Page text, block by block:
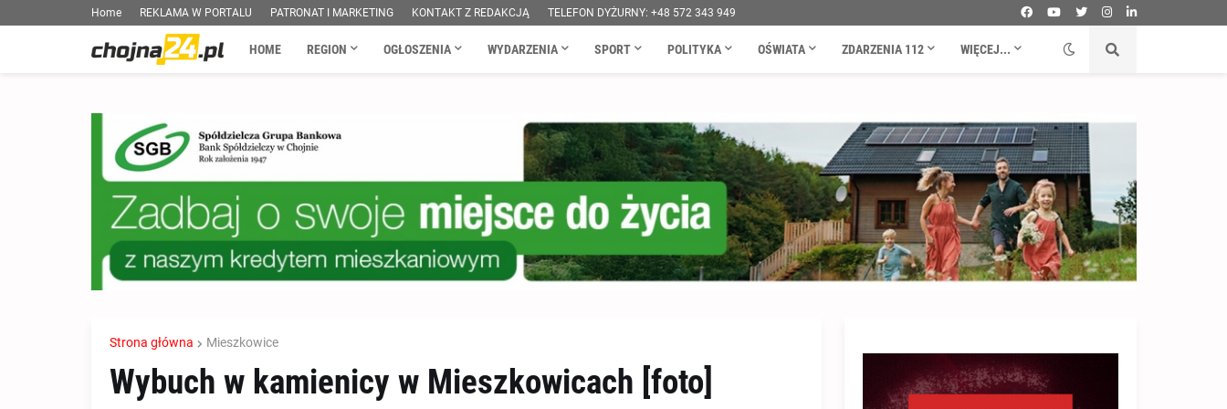
Home REKLAMA W PORTALU PATRONAT I MARKETING KONTAKT Z REDAKCJĄ TELEFON DYŻURNY: +48 572 343 949
HOME REGION OGŁOSZENIA WYDARZENIA SPORT POLITYKA OŚWIATA ZDARZENIA 112 WIĘCEJ...
Strona główna Mieszkowice
Wybuch w kamienicy w Mieszkowicach [foto]